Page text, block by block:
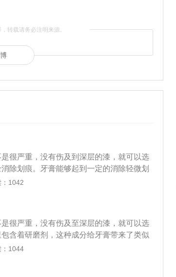
转载请务必注明来源。
很严重，没有伤及到深层的漆，就可以选
除划痕。牙膏能够起到一定的消除轻微划
这种成分给牙膏带来了类似车蜡的作用，
显。汽车上的一点划痕可以用牙膏处理如
，取干净柔软的绒布，稍微浸湿；3、然
力擦拭抓挠部位。注意事项如下：1、擦
或小颗粒。2、如果遇到很深的划痕，说
美容店修复。
：1042
很严重，没有伤及至深层的漆，就可以选
含着研磨剂，这种成分给牙膏带来了类似
单地起到隔绝作用，短期内防止生锈，特
么牙膏也会被冲刷掉。还有一点是，去车
：1044